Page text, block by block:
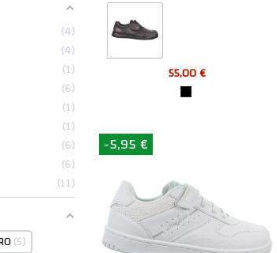
55,00 €
-5,95 €
4
4
1
6
1
1
6
6
11
5